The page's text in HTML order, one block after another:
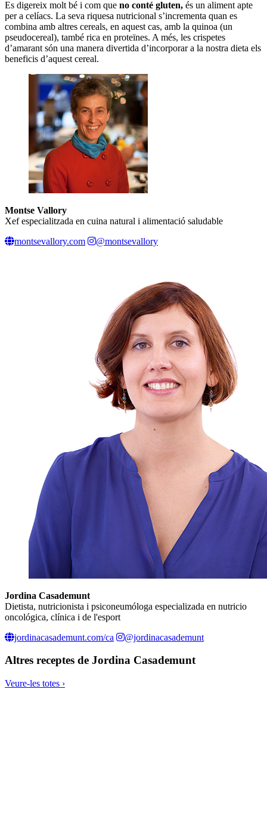
Es digereix molt bé i com que no conté gluten, és un aliment apte
per a celíacs. La seva riquesa nutricional s’incrementa quan es
combina amb altres cereals, en aquest cas, amb la quinoa (un
pseudocereal), també rica en proteïnes. A més, les crispetes
d’amarant són una manera divertida d’incorporar a la nostra dieta els
beneficis d’aquest cereal.
Montse Vallory
Xef especialitzada en cuina natural i alimentació saludable
montsevallory.com
@montsevallory
Jordina Casademunt
Dietista, nutricionista i psiconeumóloga especializada en nutricio
oncológica, clínica i de l'esport
jordinacasademunt.com/ca
@jordinacasademunt
Altres receptes de Jordina Casademunt
Veure-les totes ›